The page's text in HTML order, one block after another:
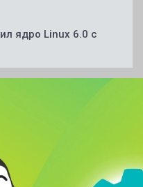
ядро Linux 6.0 с